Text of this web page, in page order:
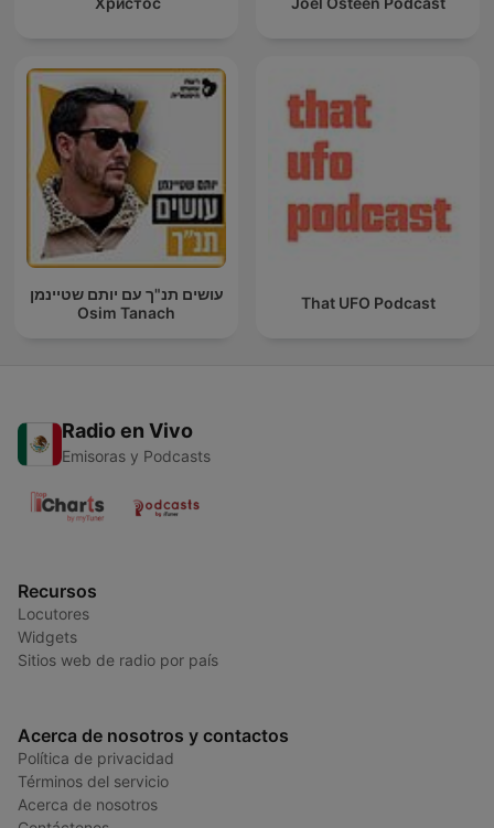
עושים תנ"ך עם יותם שטיינמן
Osim Tanach
That UFO Podcast
Radio en Vivo
Emisoras y Podcasts
Recursos
Locutores
Widgets
Sitios web de radio por país
Acerca de nosotros y contactos
Política de privacidad
Términos del servicio
Acerca de nosotros